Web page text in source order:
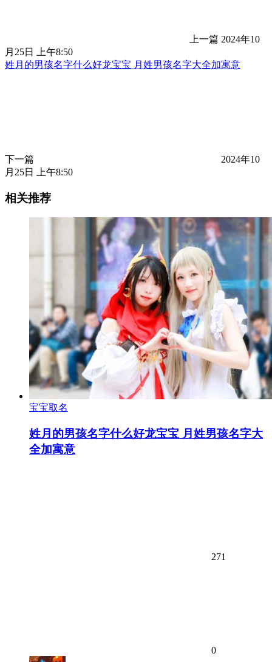
上一篇 2024年10
月25日 上午8:50
姓月的男孩名字什么好龙宝宝 月姓男孩名字大全加寓意
下一篇
2024年10
月25日 上午8:50
相关推荐
宝宝取名
姓月的男孩名字什么好龙宝宝 月姓男孩名字大
全加寓意
271
0